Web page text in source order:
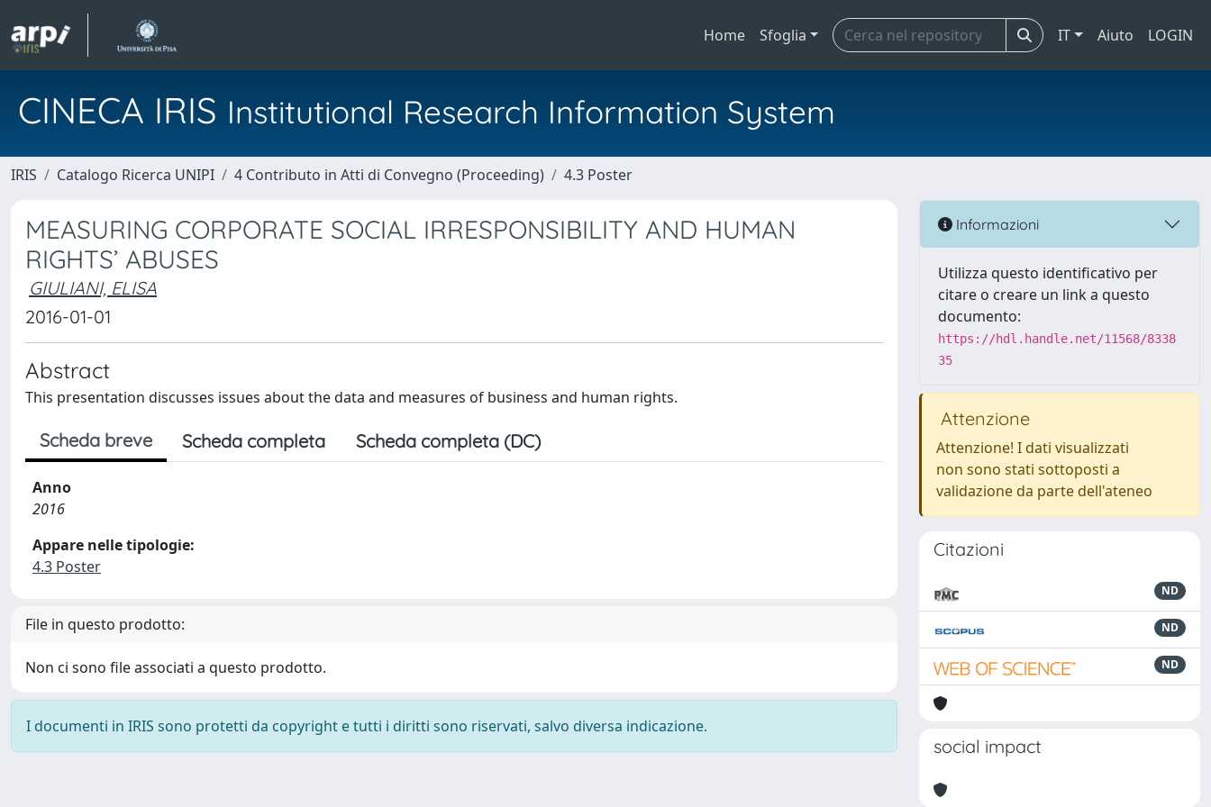
Home Sfoglia IT Aiuto LOGIN
CINECA IRIS Institutional Research Information System
IRIS Catalogo Ricerca UNIPI 4 Contributo in Atti di Convegno (Proceeding) 4.3 Poster
MEASURING CORPORATE SOCIAL IRRESPONSIBILITY AND HUMAN
RIGHTS’ ABUSES
GIULIANI, ELISA
2016-01-01
Abstract
This presentation discusses issues about the data and measures of business and human rights.
Scheda breve Scheda completa Scheda completa (DC)
Anno
2016
Appare nelle tipologie:
4.3 Poster
File in questo prodotto:
Non ci sono file associati a questo prodotto.
I documenti in IRIS sono protetti da copyright e tutti i diritti sono riservati, salvo diversa indicazione.
Informazioni
Utilizza questo identificativo per
citare o creare un link a questo
documento:
https://hdl.handle.net/11568/8338
35
Attenzione
Attenzione! I dati visualizzati
non sono stati sottoposti a
validazione da parte dell'ateneo
Citazioni
ND
ND
ND
social impact